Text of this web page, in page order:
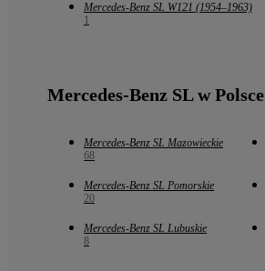
Mercedes-Benz SL W121 (1954–1963)
1
Mercedes-Benz SL w Polsce
Mercedes-Benz SL Mazowieckie
68
Mercedes-Benz SL Pomorskie
20
Mercedes-Benz SL Lubuskie
8